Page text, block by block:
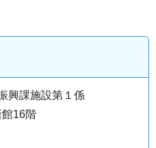
興課施設第１係
16階